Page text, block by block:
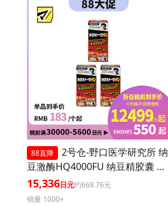
88直降
2号仓-野口医学研究所 纳
豆激酶HQ4000FU 纳豆精胶囊 促
进血栓溶解降三高 120粒 3个装
15,336日元约668.76元
销量 1000+